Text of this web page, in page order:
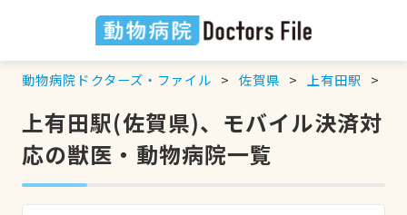
動物病院ドクターズ・ファイル 佐賀県 上有田駅
上有田駅(佐賀県)、モバイル決済対
応の獣医・動物病院一覧